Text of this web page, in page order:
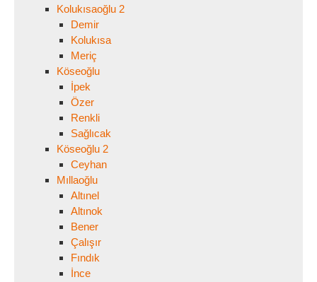
Kolukısaoğlu 2
Demir
Kolukısa
Meriç
Köseoğlu
İpek
Özer
Renkli
Sağlıcak
Köseoğlu 2
Ceyhan
Mıllaoğlu
Altınel
Altınok
Bener
Çalışır
Fındık
İnce